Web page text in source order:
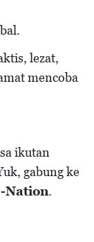
lezat,
mencoba
ikutan
gabung ke
Nation.